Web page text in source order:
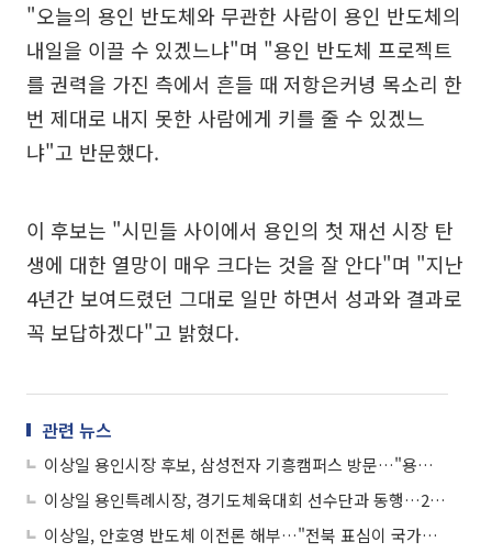
"오늘의 용인 반도체와 무관한 사람이 용인 반도체의
내일을 이끌 수 있겠느냐"며 "용인 반도체 프로젝트
를 권력을 가진 측에서 흔들 때 저항은커녕 목소리 한
번 제대로 내지 못한 사람에게 키를 줄 수 있겠느
냐"고 반문했다.
이 후보는 "시민들 사이에서 용인의 첫 재선 시장 탄
생에 대한 열망이 매우 크다는 것을 잘 안다"며 "지난
4년간 보여드렸던 그대로 일만 하면서 성과와 결과로
꼭 보답하겠다"고 밝혔다.
관련 뉴스
이상일 용인시장 후보, 삼성전자 기흥캠퍼스 방문…"용인 국가산단 정상 추진돼야"
이상일 용인특례시장, 경기도체육대회 선수단과 동행…26개 종목 485명 총력전
이상일, 안호영 반도체 이전론 해부…"전북 표심이 국가산업 볼모 잡았다"